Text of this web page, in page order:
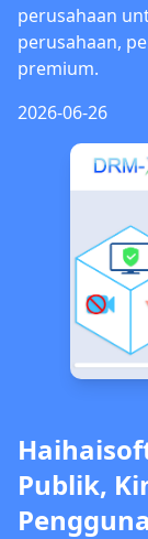
perusahaan
perusahaan,
premium.
2026-06-26
Publik,